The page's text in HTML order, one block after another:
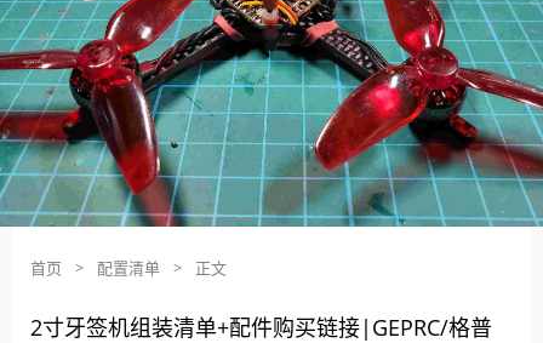
首页 > 配置清单 > 正文
2寸牙签机组装清单+配件购买链接|GEPRC/格普